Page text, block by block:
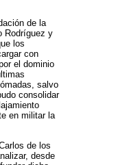
de la
Rodríguez y
los
con
el dominio
salvo
consolidar
en militar la
de los
desde